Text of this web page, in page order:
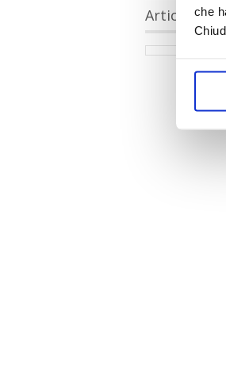
che
Articoli